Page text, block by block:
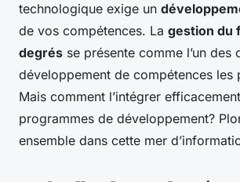
technologique exige un
de vos compétences. La gestion du
degrés se présente comme l’un des
développement de compétences les
Mais comment l’intégrer
programmes de développement?
ensemble dans cette mer